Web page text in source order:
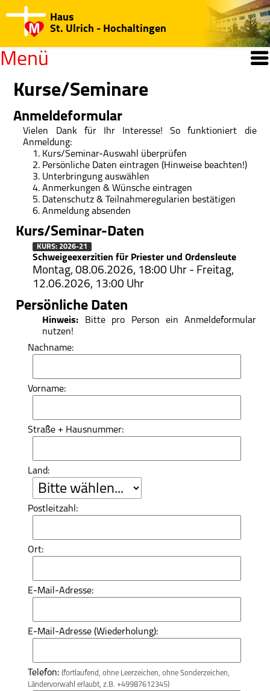
Haus
St. Ulrich - Hochaltingen
Menü
Willkommen
Open submenu
Kurse/Seminare
Jahresprogramm
Regularien/Hinweise
Katechisten-Kurs
Medien-Center
Open submenuHaus St. Ulrich
Haus St. Ulrich
Spiritualität
Träger des Hauses
St.-Ulrich-Stiftung
Spenden/Finanzierung
„Fest des Dankes”
Kontakt
Kurse/Seminare
Anmeldeformular
Vielen Dank für Ihr Interesse! So funktioniert die
Anmeldung:
Kurs/Seminar-Auswahl überprüfen
Persönliche Daten eintragen (Hinweise beachten!)
Unterbringung auswählen
Anmerkungen & Wünsche eintragen
Datenschutz & Teilnahmeregularien bestätigen
Anmeldung absenden
Kurs/Seminar-Daten
KURS: 2026-21
Schweigeexerzitien für Priester und Ordensleute
Montag, 08.06.2026, 18:00 Uhr - Freitag,
12.06.2026, 13:00 Uhr
Persönliche Daten
Hinweis: Bitte pro Person ein Anmeldeformular
nutzen!
Nachname:
Vorname:
Straße + Hausnummer:
Land:
Postleitzahl:
Ort:
E-Mail-Adresse:
E-Mail-Adresse (Wiederholung):
Telefon:(fortlaufend, ohne Leerzeichen, ohne Sonderzeichen,
Ländervorwahl erlaubt, z.B. +49987612345)